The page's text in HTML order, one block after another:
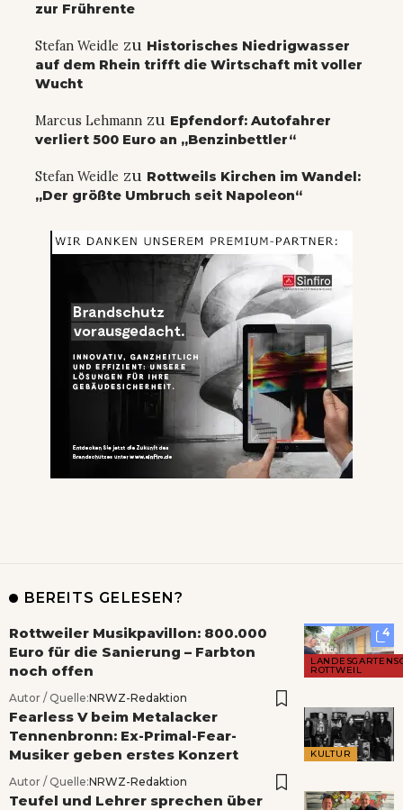
zur Frührente
Stefan Weidle zu Historisches Niedrigwasser
auf dem Rhein trifft die Wirtschaft mit voller
Wucht
Marcus Lehmann zu Epfendorf: Autofahrer
verliert 500 Euro an „Benzinbettler“
Stefan Weidle zu Rottweils Kirchen im Wandel:
„Der größte Umbruch seit Napoleon“
BEREITS GELESEN?
4
ROTTWEIL
Rottweiler Musikpavillon: 800.000
Euro für die Sanierung – Farbton
noch offen
Autor / Quelle:NRWZ-Redaktion
KULTUR
Fearless V beim Metalacker
Tennenbronn: Ex-Primal-Fear-
Musiker geben erstes Konzert
Autor / Quelle:NRWZ-Redaktion
Teufel und Lehrer sprechen über